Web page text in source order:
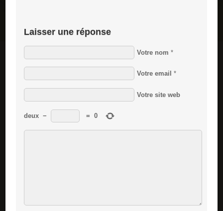
Laisser une réponse
Votre nom *
Votre email *
Votre site web
deux − = 0